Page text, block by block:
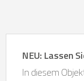
NEU: Lassen
In diesem